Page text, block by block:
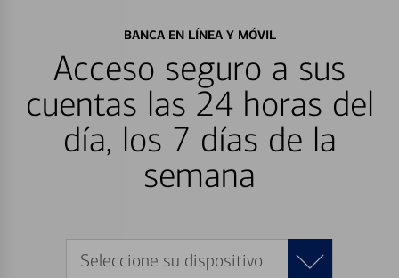
BANCA EN LÍNEA Y MÓVIL
Acceso seguro a sus
cuentas las 24 horas del
día, los 7 días de la
semana
Seleccione su dispositivo